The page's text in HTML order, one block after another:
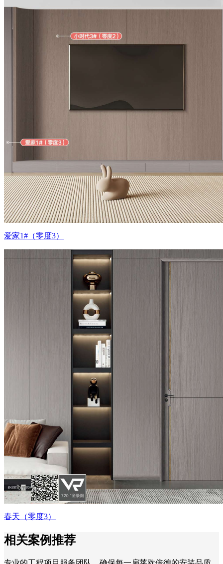
爱家1#（零度3）
春天（零度3）
相关案例推荐